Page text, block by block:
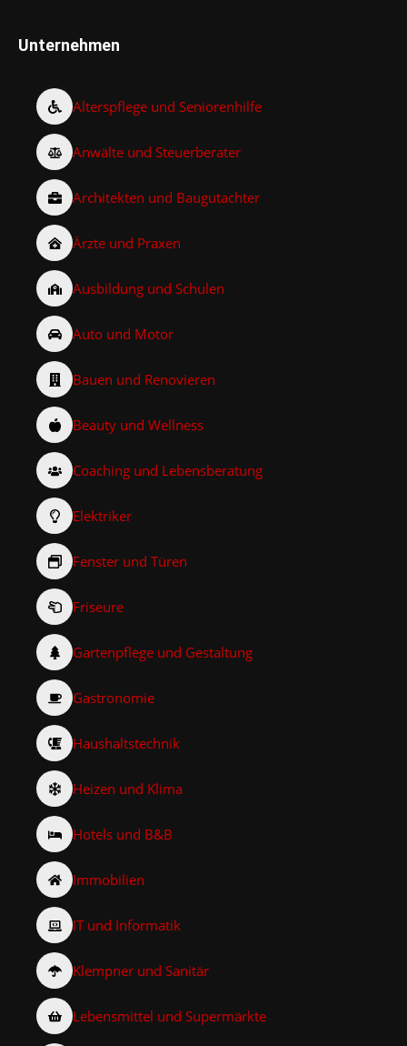
Unternehmen
Alterspflege und Seniorenhilfe
Anwälte und Steuerberater
Architekten und Baugutachter
Ärzte und Praxen
Ausbildung und Schulen
Auto und Motor
Bauen und Renovieren
Beauty und Wellness
Coaching und Lebensberatung
Elektriker
Fenster und Türen
Friseure
Gartenpflege und Gestaltung
Gastronomie
Haushaltstechnik
Heizen und Klima
Hotels und B&B
Immobilien
IT und Informatik
Klempner und Sanitär
Lebensmittel und Supermärkte